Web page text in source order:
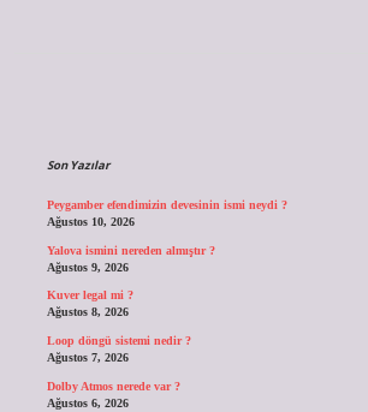
Son Yazılar
Peygamber efendimizin devesinin ismi neydi ?
Ağustos 10, 2026
Yalova ismini nereden almıştır ?
Ağustos 9, 2026
Kuver legal mi ?
Ağustos 8, 2026
Loop döngü sistemi nedir ?
Ağustos 7, 2026
Dolby Atmos nerede var ?
Ağustos 6, 2026